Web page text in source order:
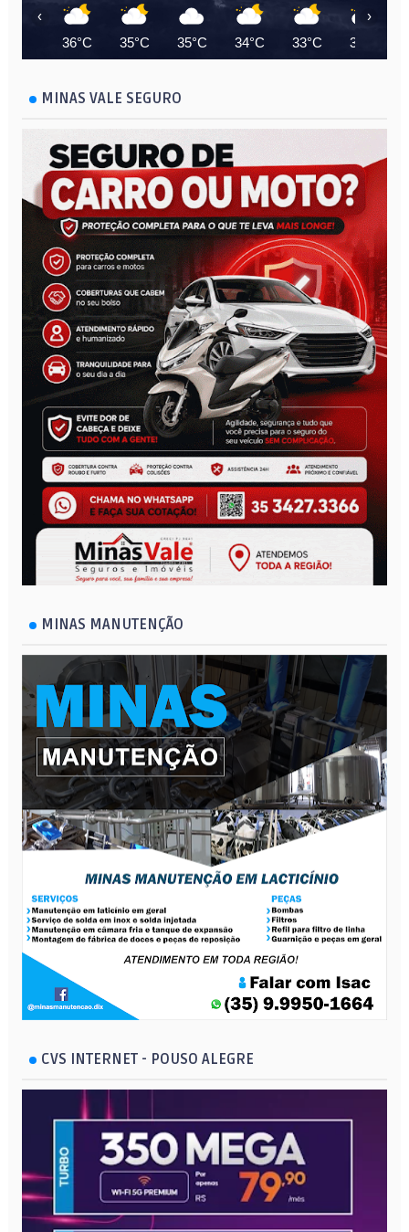
36°C 35°C 35°C 34°C 33°C 33°C
‹ ›
MINAS VALE SEGURO
MINAS MANUTENÇÃO
CVS INTERNET - POUSO ALEGRE